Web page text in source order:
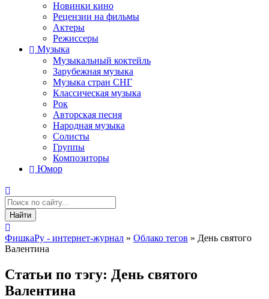
Новинки кино
Рецензии на фильмы
Актеры
Режиссеры
Музыка
Музыкальный коктейль
Зарубежная музыка
Музыка стран СНГ
Классическая музыка
Рок
Авторская песня
Народная музыка
Солисты
Группы
Композиторы
Юмор
Найти
ФишкаРу - интернет-журнал » Облако тегов » День святого
Валентина
Статьи по тэгу: День святого
Валентина